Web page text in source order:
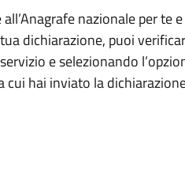
nazionale per te
dichiarazione, puoi
e selezionando
hai inviato la